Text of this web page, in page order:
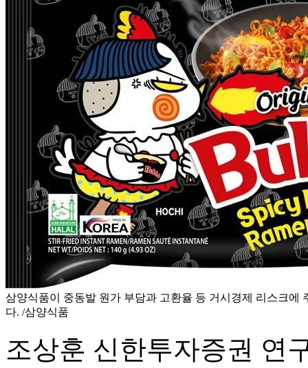
삼양식품이 중동발 원가 부담과 고환율 등 거시경제 리스크에
다. /삼양식품
조상훈 신한투자증권 연